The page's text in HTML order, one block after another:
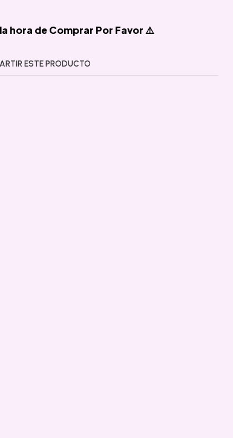
hora de Comprar Por Favor ⚠️
ESTE PRODUCTO